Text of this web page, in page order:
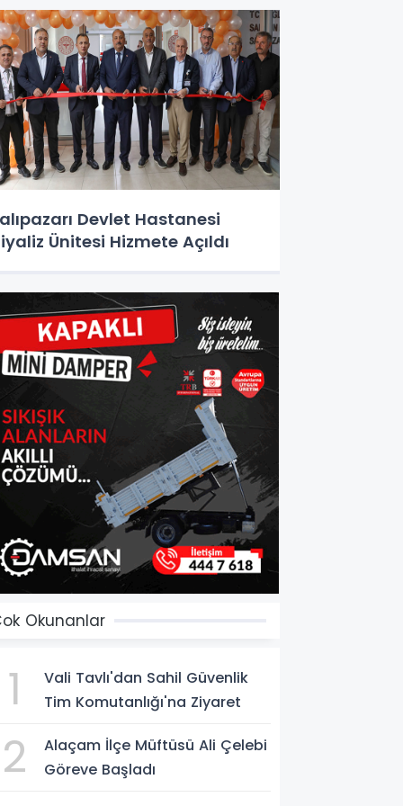
Devlet Hastanesi
Ünitesi Hizmete Açıldı
Okunanlar
1
Vali Tavlı'dan Sahil Güvenlik
Tim Komutanlığı'na Ziyaret
2
Alaçam İlçe Müftüsü Ali Çelebi
Göreve Başladı